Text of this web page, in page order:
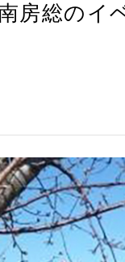
房総のイ